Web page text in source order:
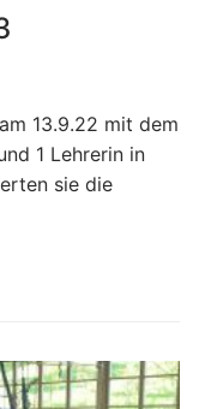
13.9.22 mit dem
1 Lehrerin in
sie die